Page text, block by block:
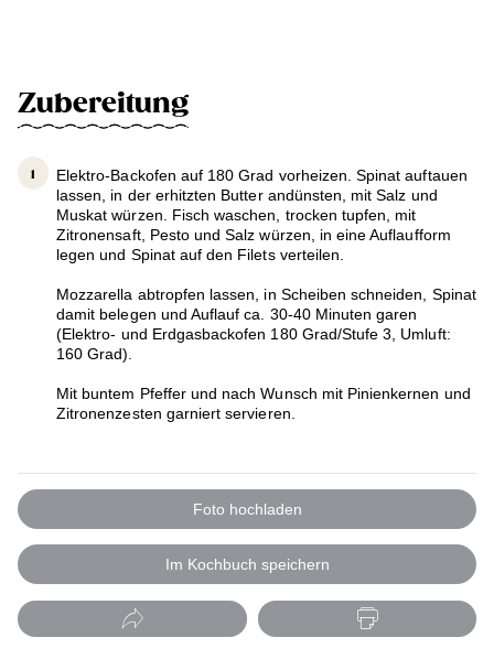
Zubereitung
Elektro-Backofen auf 180 Grad vorheizen. Spinat auftauen
lassen, in der erhitzten Butter andünsten, mit Salz und
Muskat würzen. Fisch waschen, trocken tupfen, mit
Zitronensaft, Pesto und Salz würzen, in eine Auflaufform
legen und Spinat auf den Filets verteilen.
Mozzarella abtropfen lassen, in Scheiben schneiden, Spinat
damit belegen und Auflauf ca. 30-40 Minuten garen
(Elektro- und Erdgasbackofen 180 Grad/Stufe 3, Umluft:
160 Grad).
Mit buntem Pfeffer und nach Wunsch mit Pinienkernen und
Zitronenzesten garniert servieren.
Foto hochladen
Im Kochbuch speichern